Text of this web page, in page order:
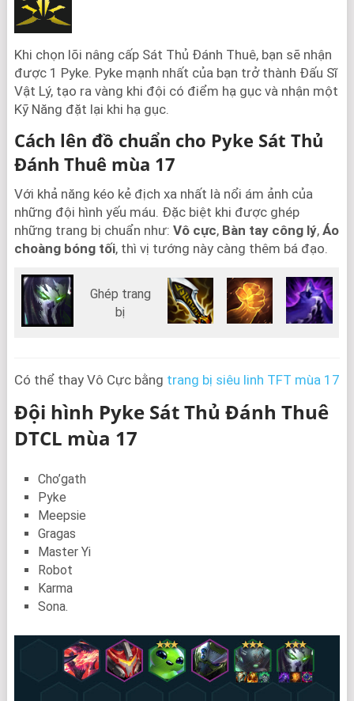
Khi chọn lõi nâng cấp Sát Thủ Đánh Thuê, bạn sẽ nhận
được 1 Pyke. Pyke mạnh nhất của bạn trở thành Đấu Sĩ
Vật Lý, tạo ra vàng khi đội có điểm hạ gục và nhận một
Kỹ Năng đặt lại khi hạ gục.
Cách lên đồ chuẩn cho Pyke Sát Thủ
Đánh Thuê mùa 17
Với khả năng kéo kẻ địch xa nhất là nổi ám ảnh của
những đội hình yếu máu. Đặc biệt khi được ghép
những trang bị chuẩn như: Vô cực, Bàn tay công lý, Áo
choàng bóng tối, thì vị tướng này càng thêm bá đạo.
Ghép trang
bị
Có thể thay Vô Cực bằng trang bị siêu linh TFT mùa 17
Đội hình Pyke Sát Thủ Đánh Thuê
DTCL mùa 17
Cho’gath
Pyke
Meepsie
Gragas
Master Yi
Robot
Karma
Sona.